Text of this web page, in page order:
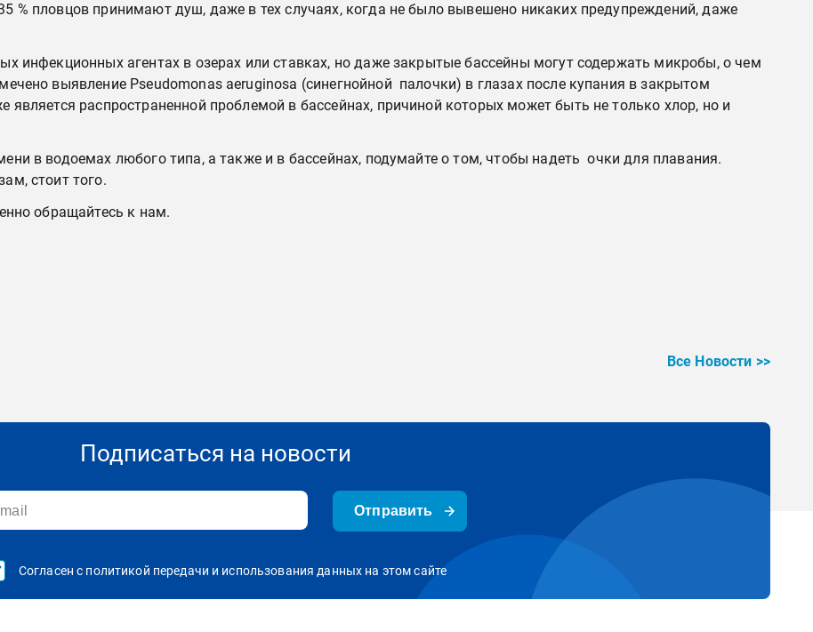
% пловцов принимают душ, даже в тех случаях, когда не было вывешено никаких предупреждений, даже
инфекционных агентах в озерах или ставках, но даже закрытые бассейны могут содержать микробы, о чем
выявление Pseudomonas aeruginosa (синегнойной палочки) в глазах после купания в закрытом
распространенной проблемой в бассейнах, причиной которых может быть не только хлор, но и
в водоемах любого типа, а также и в бассейнах, подумайте о том, чтобы надеть очки для плавания.
стоит того.
обращайтесь к нам.
Все Новости >>
Подписаться на новости
Отправить
Согласен с политикой передачи и использования данных на этом сайте